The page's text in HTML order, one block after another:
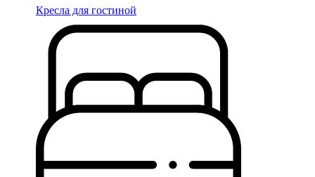
Кресла для гостиной